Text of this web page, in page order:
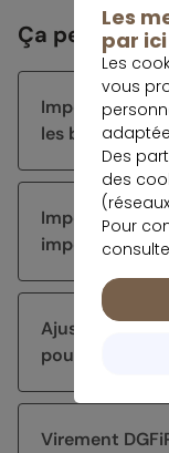
Ça peut
Impôt 2026 :
les bons
Impôts 2026 :
impots.gouv.fr
Ajuster sa
pour sécuriser
Virement
Les
par ici
Les
vous
Des
des
Pour